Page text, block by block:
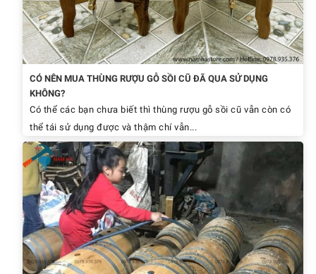
CÓ NÊN MUA THÙNG RƯỢU GỖ SỒI CŨ ĐÃ QUA SỬ DỤNG
KHÔNG?
Có thể các bạn chưa biết thì thùng rượu gỗ sồi cũ vẫn còn có
thể tái sử dụng được và thậm chí vẫn...